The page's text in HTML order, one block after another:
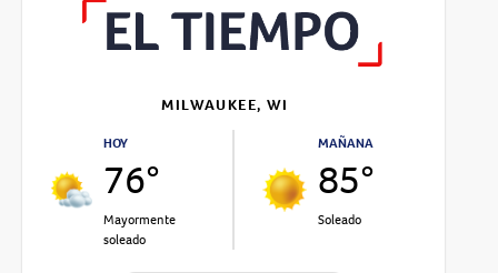
MILWAUKEE, WI
HOY
76°
Mayormente
soleado
MAÑANA
85°
Soleado